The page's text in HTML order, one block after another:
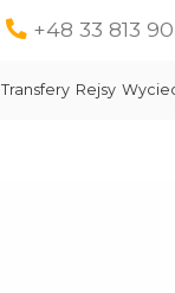
+48 33 813
Transfery Rejsy